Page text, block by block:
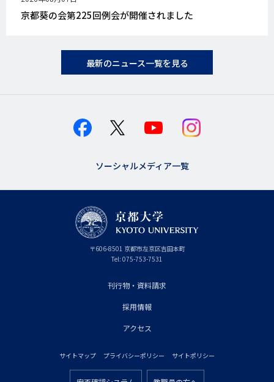
開
日
京都葵の会第225回例会が開催されました
最新のニュース一覧を見る
ソーシャルメディア一覧
〒606-8501 京
都
府
京都市左京区吉田本町
Tel: 075-753-7531
刊行物・資料請求
採用情報
アクセス
サイトマップ プライバシーポリシー サイトポリシー